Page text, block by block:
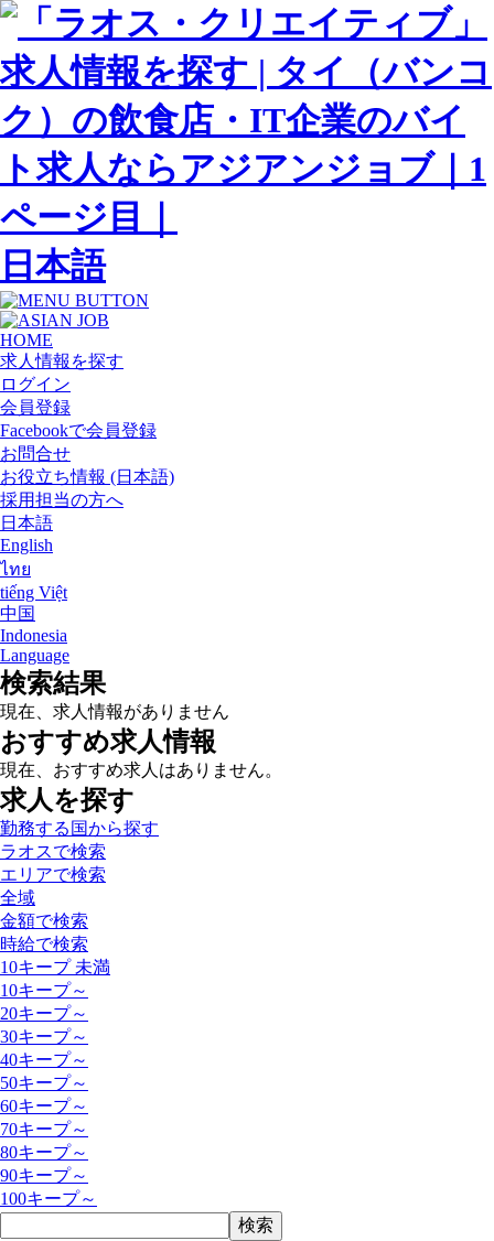
日本語
HOME
求人情報を探す
ログイン
会員登録
Facebookで会員登録
お問合せ
お役立ち情報 (日本語)
採用担当の方へ
日本語
English
ไทย
tiếng Việt
中国
Indonesia
Language
検索結果
現在、求人情報がありません
おすすめ求人情報
現在、おすすめ求人はありません。
求人を探す
勤務する国から探す
ラオスで検索
エリアで検索
全域
金額で検索
時給で検索
10キープ 未満
10キープ～
20キープ～
30キープ～
40キープ～
50キープ～
60キープ～
70キープ～
80キープ～
90キープ～
100キープ～